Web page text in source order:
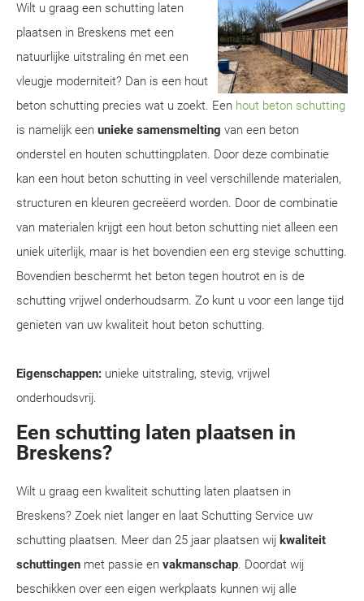
Wilt u graag een schutting laten
plaatsen in Breskens met een
natuurlijke uitstraling én met een
vleugje moderniteit? Dan is een hout
beton schutting precies wat u zoekt. Een hout beton schutting
is namelijk een unieke samensmelting van een beton
onderstel en houten schuttingplaten. Door deze combinatie
kan een hout beton schutting in veel verschillende materialen,
structuren en kleuren gecreëerd worden. Door de combinatie
van materialen krijgt een hout beton schutting niet alleen een
uniek uiterlijk, maar is het bovendien een erg stevige schutting.
Bovendien beschermt het beton tegen houtrot en is de
schutting vrijwel onderhoudsarm. Zo kunt u voor een lange tijd
genieten van uw kwaliteit hout beton schutting.
Eigenschappen: unieke uitstraling, stevig, vrijwel
onderhoudsvrij.
Een schutting laten plaatsen in
Breskens?
Wilt u graag een kwaliteit schutting laten plaatsen in
Breskens? Zoek niet langer en laat Schutting Service uw
schutting plaatsen. Meer dan 25 jaar plaatsen wij kwaliteit
schuttingen met passie en vakmanschap. Doordat wij
beschikken over een eigen werkplaats kunnen wij alle